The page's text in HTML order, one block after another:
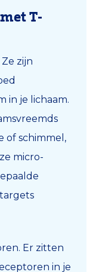
T-
zijn
in je lichaam.
of schimmel,
micro-
Er zitten
in je